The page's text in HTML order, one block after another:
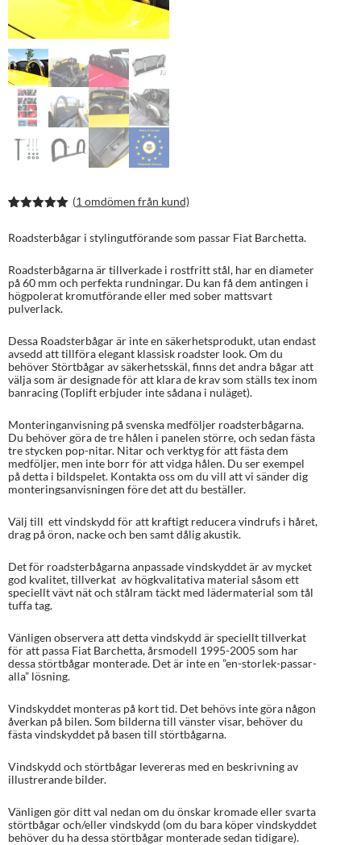
baserat på
ioner
(1 omdömen från kund)
Roadsterbågar i stylingutförande som passar Fiat Barchetta.
Roadsterbågarna är tillverkade i rostfritt stål, har en diameter
på 60 mm och perfekta rundningar. Du kan få dem antingen i
högpolerat kromutförande eller med sober mattsvart
pulverlack.
Dessa Roadsterbågar är inte en säkerhetsprodukt, utan endast
avsedd att tillföra elegant klassisk roadster look. Om du
behöver Störtbågar av säkerhetsskäl, finns det andra bågar att
välja som är designade för att klara de krav som ställs tex inom
banracing (Toplift erbjuder inte sådana i nuläget).
Monteringanvisning på svenska medföljer roadsterbågarna.
Du behöver göra de tre hålen i panelen större, och sedan fästa
tre stycken pop-nitar. Nitar och verktyg för att fästa dem
medföljer, men inte borr för att vidga hålen. Du ser exempel
på detta i bildspelet. Kontakta oss om du vill att vi sänder dig
monteringsanvisningen före det att du beställer.
Välj till ett vindskydd för att kraftigt reducera vindrufs i håret,
drag på öron, nacke och ben samt dålig akustik.
Det för roadsterbågarna anpassade vindskyddet är av mycket
god kvalitet, tillverkat av högkvalitativa material såsom ett
speciellt vävt nät och stålram täckt med lädermaterial som tål
tuffa tag.
Vänligen observera att detta vindskydd är speciellt tillverkat
för att passa Fiat Barchetta, årsmodell 1995-2005 som har
dessa störtbågar monterade. Det är inte en ”en-storlek-passar-
alla” lösning.
Vindskyddet monteras på kort tid. Det behövs inte göra någon
åverkan på bilen. Som bilderna till vänster visar, behöver du
fästa vindskyddet på basen till störtbågarna.
Vindskydd och störtbågar levereras med en beskrivning av
illustrerande bilder.
Vänligen gör ditt val nedan om du önskar kromade eller svarta
störtbågar och/eller vindskydd (om du bara köper vindskyddet
behöver du ha dessa störtbågar monterade sedan tidigare).